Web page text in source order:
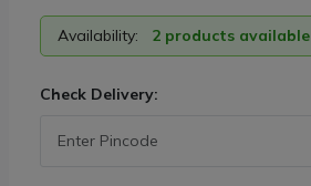
Availability: 2 products available
Check Delivery: